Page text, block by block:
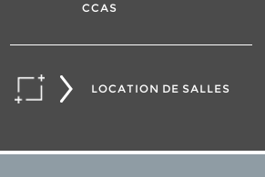
CCAS
LOCATION DE SALLES